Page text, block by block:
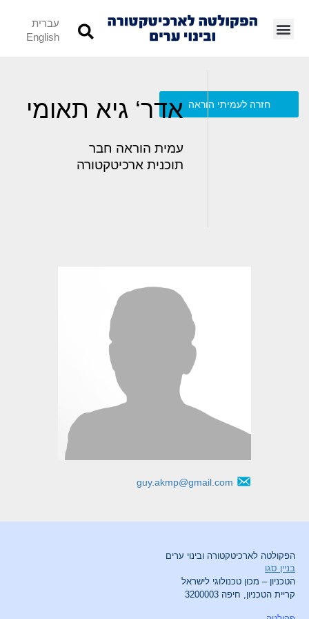
עברית
English
חזרה לעמיתי הוראה אדר‘ גיא תאומי
עמית הוראה חבר
תוכנית ארכיטקטורה
guy.akmp@gmail.com
הפקולטה לארכיטקטורה ובינוי ערים
בניין סגו
הטכניון – מכון טכנולוגי לישראל
קריית הטכניון, חיפה 3200003